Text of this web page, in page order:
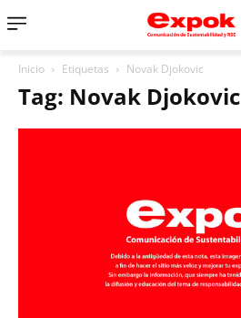
Inicio Etiquetas Novak Djokovic
Tag: Novak Djokovic